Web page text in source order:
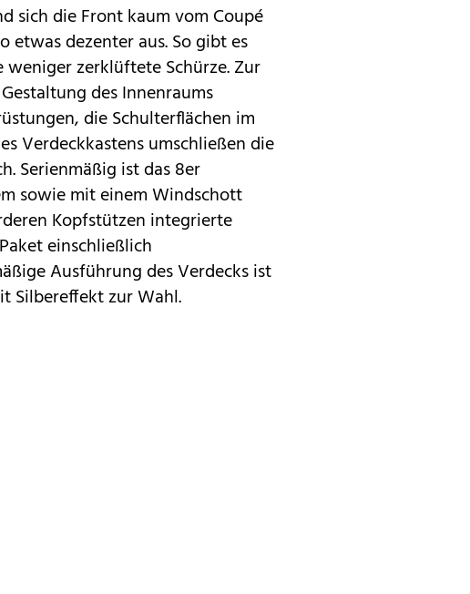
sich die Front kaum vom Coupé
etwas dezenter aus. So gibt es
zerklüftete Schürze. Zur
des Innenraums
die Schulterflächen im
Verdeckkastens umschließen die
Serienmäßig ist das 8er
sowie mit einem Windschott
Kopfstützen integrierte
einschließlich
Ausführung des Verdecks ist
Silbereffekt zur Wahl.